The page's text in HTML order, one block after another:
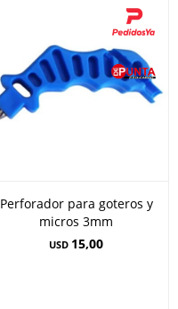
Perforador para goteros y
micros 3mm
USD 15,00